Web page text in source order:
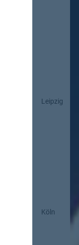
Leipzig
Köln